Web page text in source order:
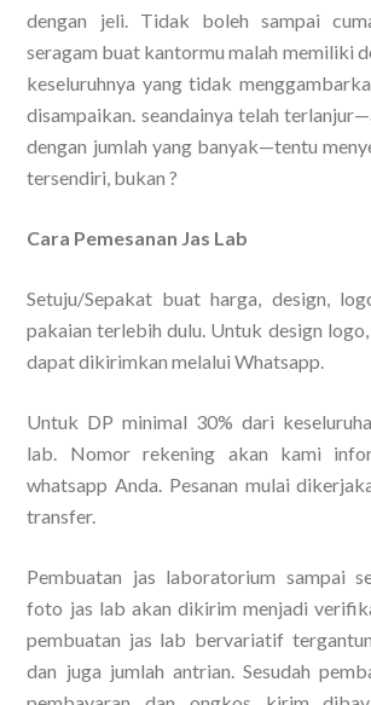
dengan jeli. Tidak boleh sampai
seragam buat kantormu malah memiliki
keseluruhnya yang tidak
disampaikan. seandainya telah
dengan jumlah yang banyak—tentu
tersendiri, bukan ?
Cara Pemesanan Jas Lab
Setuju/Sepakat buat harga, design,
pakaian terlebih dulu. Untuk design logo,
dapat dikirimkan melalui Whatsapp.
Untuk DP minimal 30% dari
lab. Nomor rekening akan kami
whatsapp Anda. Pesanan mulai
transfer.
Pembuatan jas laboratorium sampai
foto jas lab akan dikirim menjadi
pembuatan jas lab bervariatif
dan juga jumlah antrian. Sesudah